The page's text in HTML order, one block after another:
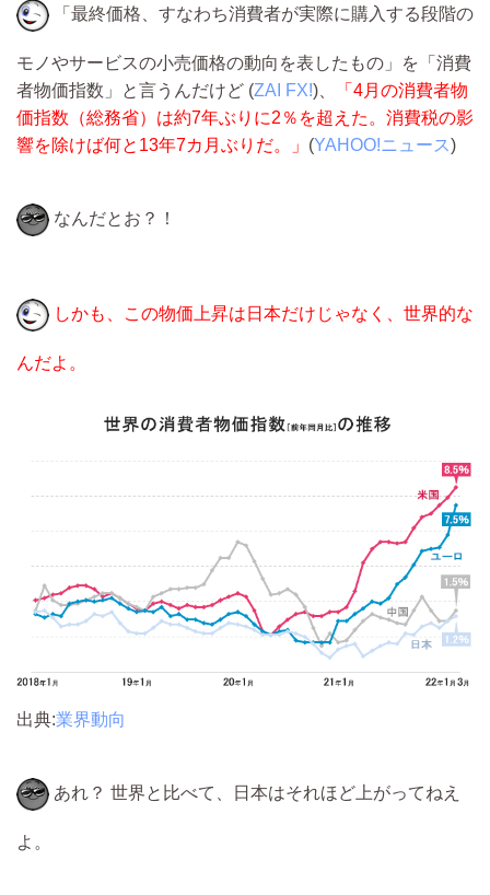
「最終価格、すなわち消費者が実際に購入する段階の
モノやサービスの小売価格の動向を表したもの」を「消費
者物価指数」と言うんだけど (ZAI FX!)、
「4月の消費者物
価指数（総務省）は約7年ぶりに2％を超えた。消費税の影
響を除けば何と13年7カ月ぶりだ。」 (YAHOO!ニュース)
なんだとお？！
しかも、この物価上昇は日本だけじゃなく、世界的な
んだよ。
出典:業界動向
あれ？ 世界と比べて、日本はそれほど上がってねえ
よ。